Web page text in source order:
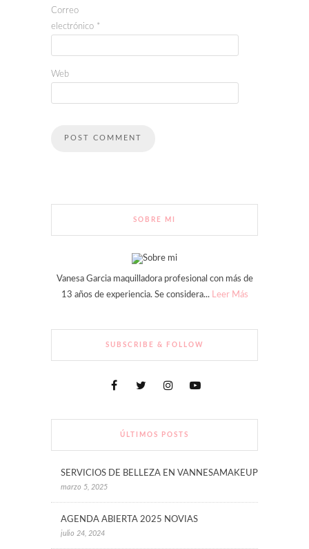
Correo
electrónico *
Web
SOBRE MI
Vanesa Garcia maquilladora profesional con más de
13 años de experiencia. Se considera... Leer Más
SUBSCRIBE & FOLLOW
ÚLTIMOS POSTS
SERVICIOS DE BELLEZA EN VANNESAMAKEUP
marzo 5, 2025
AGENDA ABIERTA 2025 NOVIAS
julio 24, 2024